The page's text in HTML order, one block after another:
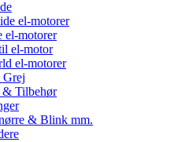
el-motorer
el-motorer
el-motor
el-motorer
Grej
& Tilbehør
& Blink mm.